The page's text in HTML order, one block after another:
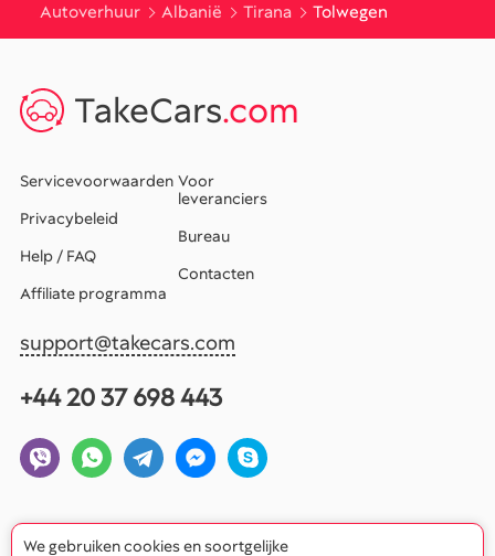
Autoverhuur Albanië Tirana Tolwegen
TakeCars.com
Servicevoorwaarden
Privacybeleid
Help / FAQ
Affiliate programma
Voor
leveranciers
Bureau
Contacten
support@takecars.com
+44 20 37 698 443
We gebruiken cookies en soortgelijke